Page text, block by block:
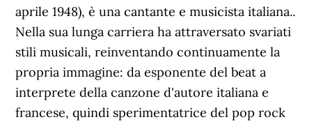
aprile 1948), è una cantante e musicista italiana..
Nella sua lunga carriera ha attraversato svariati
stili musicali, reinventando continuamente la
propria immagine: da esponente del beat a
interprete della canzone d'autore italiana e
francese, quindi sperimentatrice del pop rock